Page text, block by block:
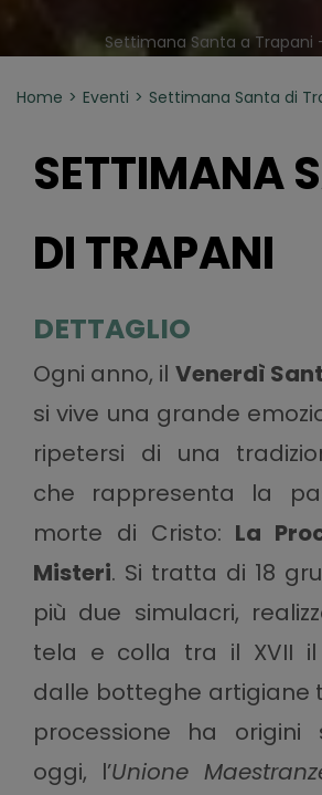
Settimana Santa a Trapani
Home Eventi Settimana Santa di
SETTIMANA
DI TRAPANI
DETTAGLIO
Ogni anno, il Venerdì
si vive una grande
ripetersi di una
che rappresenta la
morte di Cristo: La
Misteri. Si tratta di 18
più due simulacri,
tela e colla tra il XVII il
dalle botteghe artigiane
processione ha origini
oggi, l’Unione